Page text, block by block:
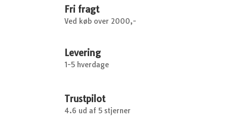
Fri fragt
Ved køb over 2000,-
Levering
1-5 hverdage
Trustpilot
4.6 ud af 5 stjerner